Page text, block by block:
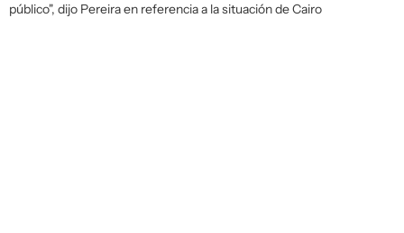
público", dijo Pereira en referencia a la situación de Cairo